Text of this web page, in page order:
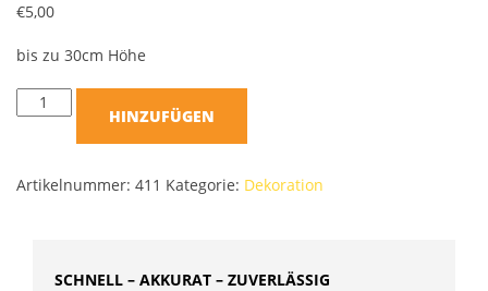
€5,00
bis zu 30cm Höhe
HINZUFÜGEN
Artikelnummer: 411 Kategorie: Dekoration
SCHNELL – AKKURAT – ZUVERLÄSSIG